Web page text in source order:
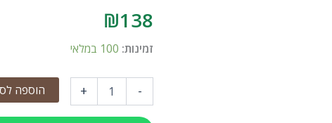
₪138
זמינות: 100 במלאי
-
+ הוספה